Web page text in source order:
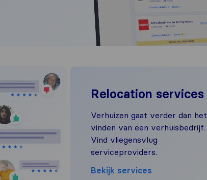
Relocation services
Verhuizen gaat verder dan het
vinden van een verhuisbedrijf.
Vind vliegensvlug
serviceproviders.
Bekijk services